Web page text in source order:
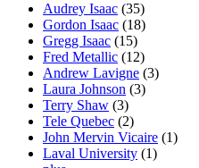
Audrey Isaac (35)
Gordon Isaac (18)
Gregg Isaac (15)
Fred Metallic (12)
Andrew Lavigne (3)
Laura Johnson (3)
Terry Shaw (3)
Tele Quebec (2)
John Mervin Vicaire (1)
Laval University (1)